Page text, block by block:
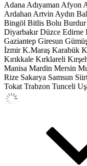
Adana Adıyaman Afyon
Ardahan Artvin Aydın
Bingöl Bitlis Bolu Burdur
Diyarbakır Düzce Edirne
Gaziantep Giresun
İzmir K.Maraş Karabük
Kırıkkale Kırklareli
Manisa Mardin Mersin
Rize Sakarya Samsun
Tokat Trabzon Tunceli